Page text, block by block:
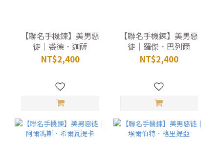
【聯名手機鍊】美男惡
徒｜裘德．迦薩
NT$2,400
【聯名手機鍊】美男惡
徒｜羅傑．巴列爾
NT$2,400